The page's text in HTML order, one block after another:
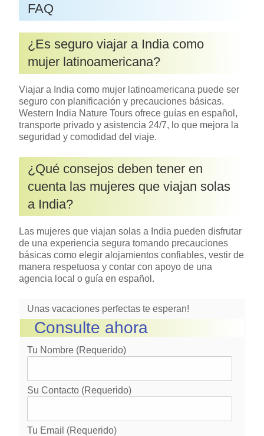
FAQ
¿Es seguro viajar a India como
mujer latinoamericana?
Viajar a India como mujer latinoamericana puede ser
seguro con planificación y precauciones básicas.
Western India Nature Tours ofrece guías en español,
transporte privado y asistencia 24/7, lo que mejora la
seguridad y comodidad del viaje.
¿Qué consejos deben tener en
cuenta las mujeres que viajan solas
a India?
Las mujeres que viajan solas a India pueden disfrutar
de una experiencia segura tomando precauciones
básicas como elegir alojamientos confiables, vestir de
manera respetuosa y contar con apoyo de una
agencia local o guía en español.
Unas vacaciones perfectas te esperan!
Consulte ahora
Tu Nombre (requerido)
Su Contacto (requerido)
Tu Email (requerido)